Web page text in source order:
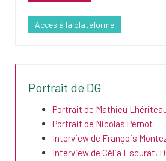
Accès à la plateforme
Portrait de DG
Portrait de Mathieu
Portrait de Nicolas Pernot
Interview de François
Interview de Célia Escurat,